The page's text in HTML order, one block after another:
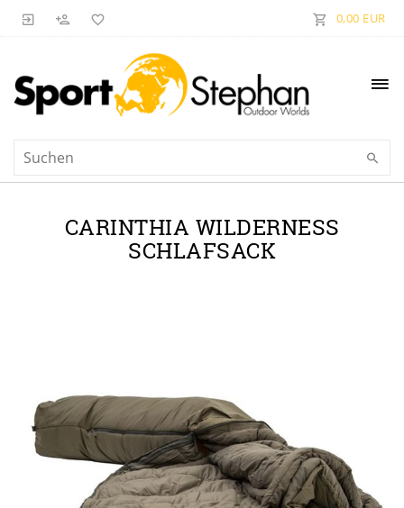
0,00 EUR
CARINTHIA WILDERNESS
SCHLAFSACK